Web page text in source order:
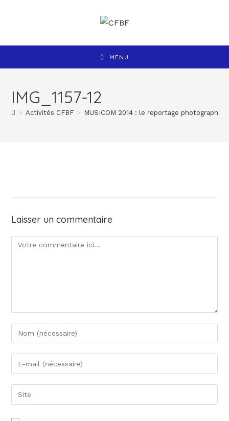
MENU
IMG_1157-12
> Activités CFBF > MUSICOM 2014 : le reportage
Laisser un commentaire